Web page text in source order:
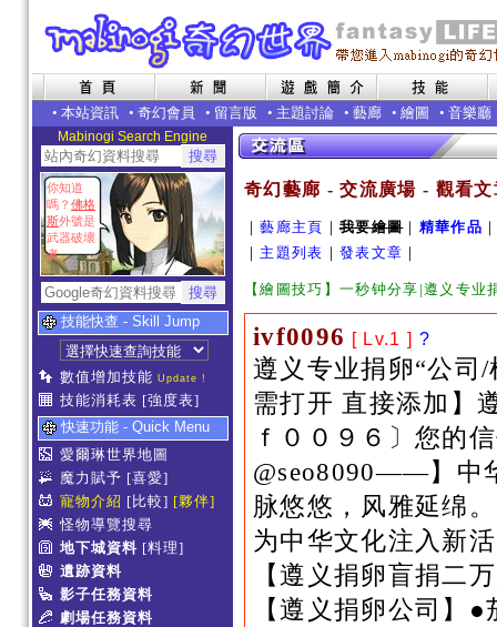
• 本站資訊 • 奇幻會員 • 留言版 • 主題討論 • 藝廊 • 繪圖 • 音樂廳
Mabinogi Search Engine
你知道
嗎？ 佛格
斯外號是
武器破壞
者
技能快查 - Skill Jump
數值增加技能 Update !
技能消耗表 [強度表]
快速功能 - Quick Menu
愛爾琳世界地圖
魔力賦予 [喜愛]
寵物介紹 [比較] [夥伴]
怪物導覽搜尋
地下城資料 [料理]
遺跡資料
影子任務資料
劇場任務資料
奇幻藝廊 - 交流廣場 - 觀看文
｜藝廊主頁 ｜我要繪圖｜ 精華作品
｜ 主題列表 ｜發表文章 ｜
【繪圖技巧】一秒钟分享|遵义专
ivf0096 [ Lv.1 ] ?
遵义专业捐卵“公司
需打开 直接添加】
ｆ００９６〕您的
@seo8090——】中
脉悠悠，风雅延绵
为中华文化注入新
【遵义捐卵盲捐二
【遵义捐卵公司】